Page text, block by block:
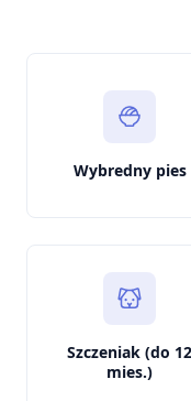
Wybredny pies
Szczeniak (do 12
mies.)